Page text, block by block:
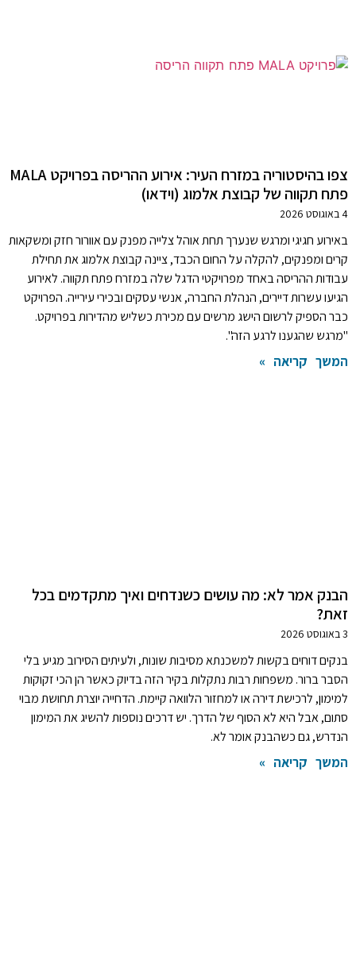
צפו בהיסטוריה במזרח העיר: אירוע ההריסה בפרויקט MALA
פתח תקווה של קבוצת אלמוג (וידאו)
4 באוגוסט 2026
באירוע חגיגי ומרגש שנערך תחת אוהל צלייה מפנק עם אוורור חזק ומשקאות
קרים ומפנקים, להקלה על החום הכבד, ציינה קבוצת אלמוג את תחילת
עבודות ההריסה באחד מפרויקטי הדגל שלה במזרח פתח תקווה. לאירוע
הגיעו עשרות דיירים, הנהלת החברה, אנשי עסקים ובכירי עירייה. הפרויקט
כבר הספיק לרשום הישג מרשים עם מכירת כשליש מהדירות בפרויקט.
"מרגש שהגענו לרגע הזה".
המשך קריאה »
הבנק אמר לא: מה עושים כשנדחים ואיך מתקדמים בכל
זאת?
3 באוגוסט 2026
בנקים דוחים בקשות למשכנתא מסיבות שונות, ולעיתים הסירוב מגיע בלי
הסבר ברור. משפחות רבות נתקלות בקיר הזה בדיוק כאשר הן הכי זקוקות
למימון, לרכישת דירה או למחזור הלוואה קיימת. הדחייה יוצרת תחושת מבוי
סתום, אבל היא לא הסוף של הדרך. יש דרכים נוספות להשיג את המימון
הנדרש, גם כשהבנק אומר לא.
המשך קריאה »